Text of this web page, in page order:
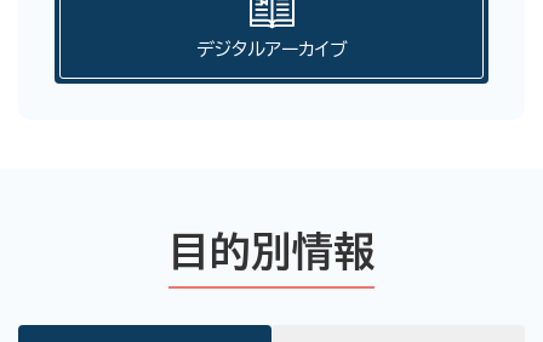
デジタルアーカイブ
目的別情報